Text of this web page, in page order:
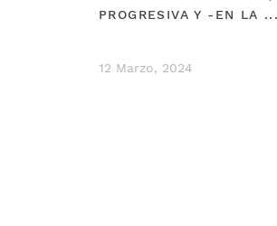
PROGRESIVA Y -EN LA ...
12 Marzo, 2024